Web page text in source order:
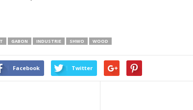
GABON INDUSTRIE SHWO WOOD
Facebook Twitter